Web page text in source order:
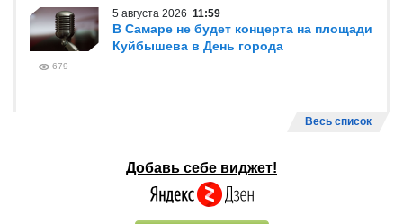
5 августа 2026 11:59
В Самаре не будет концерта на площади
Куйбышева в День города
679
Весь список
Добавь себе виджет!